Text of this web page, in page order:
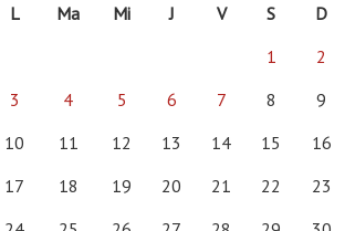
L Ma Mi J V S
D
1
2
3
4 5 6 7 8
9
10
11 12 13 14 15
16
17
18 19 20 21 22
23